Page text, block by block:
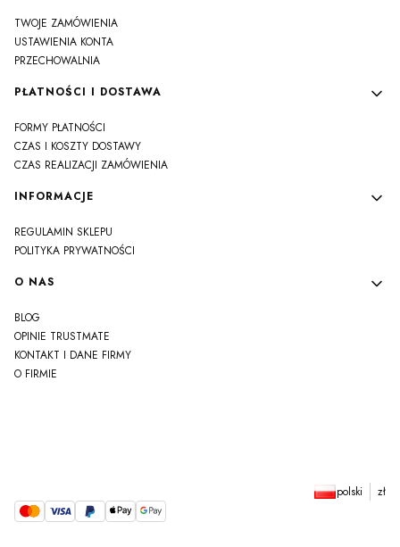
TWOJE ZAMÓWIENIA
USTAWIENIA KONTA
PRZECHOWALNIA
PŁATNOŚCI I DOSTAWA
FORMY PŁATNOŚCI
CZAS I KOSZTY DOSTAWY
CZAS REALIZACJI ZAMÓWIENIA
INFORMACJE
REGULAMIN SKLEPU
POLITYKA PRYWATNOŚCI
O NAS
BLOG
OPINIE TRUSTMATE
KONTAKT I DANE FIRMY
O FIRMIE
polski zł